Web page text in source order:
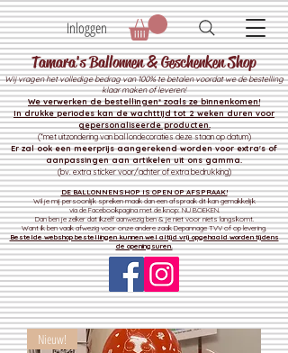
Tamara's Ballonnen & Geschenken Shop
Wij vragen het volledige bedrag van 100% te betalen voordat we de bestelling
klaar maken of leveren!
We verwerken de bestellingen* zoals ze binnenkomen!
In drukke periodes kan de wachttijd tot 2 weken duren voor
gepersonaliseerde producten.
(*met uitzondering van ballondecoraties deze staan op datum)
Er zal ook een meerprijs aangerekend worden voor extra's of
aanpassingen aan artikelen uit ons gamma.
(bv. extra sticker voor/achter of extra bedrukking)
DE BALLONNENSHOP IS OPEN OP AFSPRAAK!
Wil je mij persoonlijk spreken maak dan een afspraak dit kan gemakkelijk
via de Facebookpagina met de knop: NU BOEKEN.
Dan ben je zeker dat ikzelf aanwezig ben & je niet voor niets langskomt.
Want ik ben vaak afwezig voor onze andere zaakDepannage TVV of op levering.
Bestelde webshop bestellingen kunnen wel altijd vrij opgehaald worden tijdens
de openingsuren.
Inloggen
Nieuw!